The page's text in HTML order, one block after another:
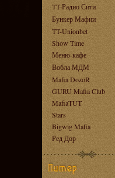
TT-Радио Сити
Бункер Мафии
TT-Unionbet
Show Time
Меню-кафе
Вобла МДМ
Mafia DozoR
GURU Mafia Club
MafiaTUT
Stars
Bigwig Mafia
Ред Дор